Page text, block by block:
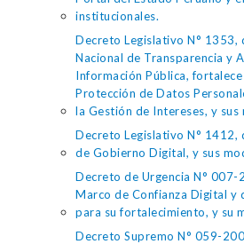
institucionales.
Decreto Legislativo N° 1353,
Nacional de Transparencia y
Información Pública, fortalece
Protección de Datos
la Gestión de Intereses, y
Decreto Legislativo N° 1412,
de Gobierno Digital, y sus
Decreto de Urgencia N° 007-
Marco de Confianza Digital y
para su fortalecimiento, y su
Decreto Supremo N° 059-